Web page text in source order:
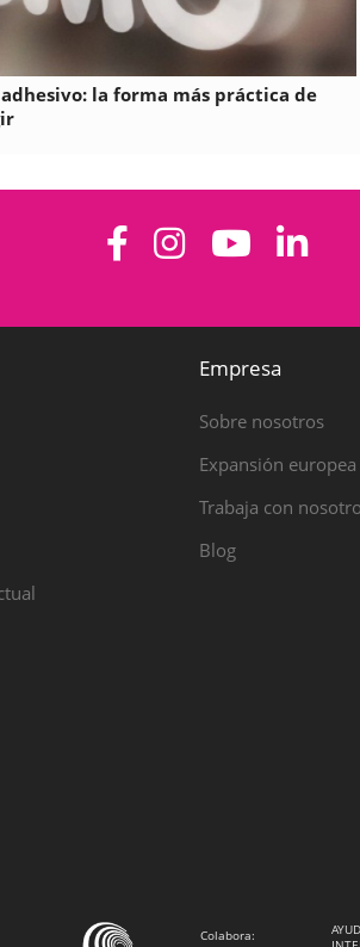
la forma más práctica de
Empresa
Sobre nosotros
Expansión europea
Trabaja con
Blog
Colabora: